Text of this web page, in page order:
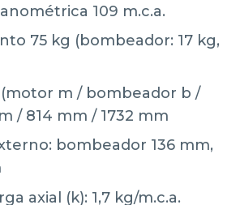
109 m.c.a.
75 kg (bombeador: 17 kg,
m / bombeador b /
/ 814 mm / 1732 mm
bombeador 136 mm,
axial (k): 1,7 kg/m.c.a.